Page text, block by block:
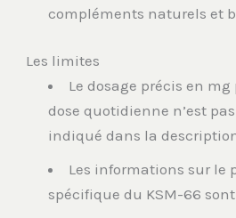
compléments naturels et
Les limites
Le dosage précis en
dose quotidienne n’est
indiqué dans la
Les informations sur le
spécifique du KSM-66